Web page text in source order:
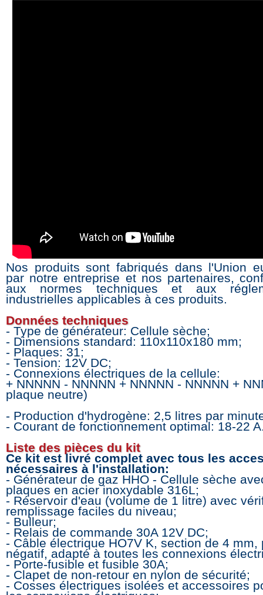
Nos produits sont fabriqués dans l'Union
par notre entreprise et nos partenaires,
aux normes techniques et aux
industrielles applicables à ces produits.
Données techniques
- Type de générateur: Cellule sèche;
- Dimensions standard: 110x110x180 mm;
- Plaques: 31;
- Tension: 12V DC;
- Connexions électriques de la cellule:
+ NNNNN - NNNNN + NNNNN - NNNNN +
plaque neutre)
- Production d'hydrogène: 2,5 litres par
- Courant de fonctionnement optimal: 18-22
Liste des pièces du kit
Ce kit est livré complet avec tous les
nécessaires à l'installation:
- Générateur de gaz HHO - Cellule sèche
plaques en acier inoxydable 316L;
- Réservoir d'eau (volume de 1 litre) avec
remplissage faciles du niveau;
- Bulleur;
- Relais de commande 30A 12V DC;
- Câble électrique HO7V K, section de 4 mm,
négatif, adapté à toutes les connexions
- Porte-fusible et fusible 30A;
- Clapet de non-retour en nylon de sécurité;
- Cosses électriques isolées et accessoires